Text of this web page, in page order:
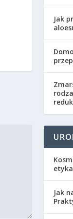
Jak
Jak